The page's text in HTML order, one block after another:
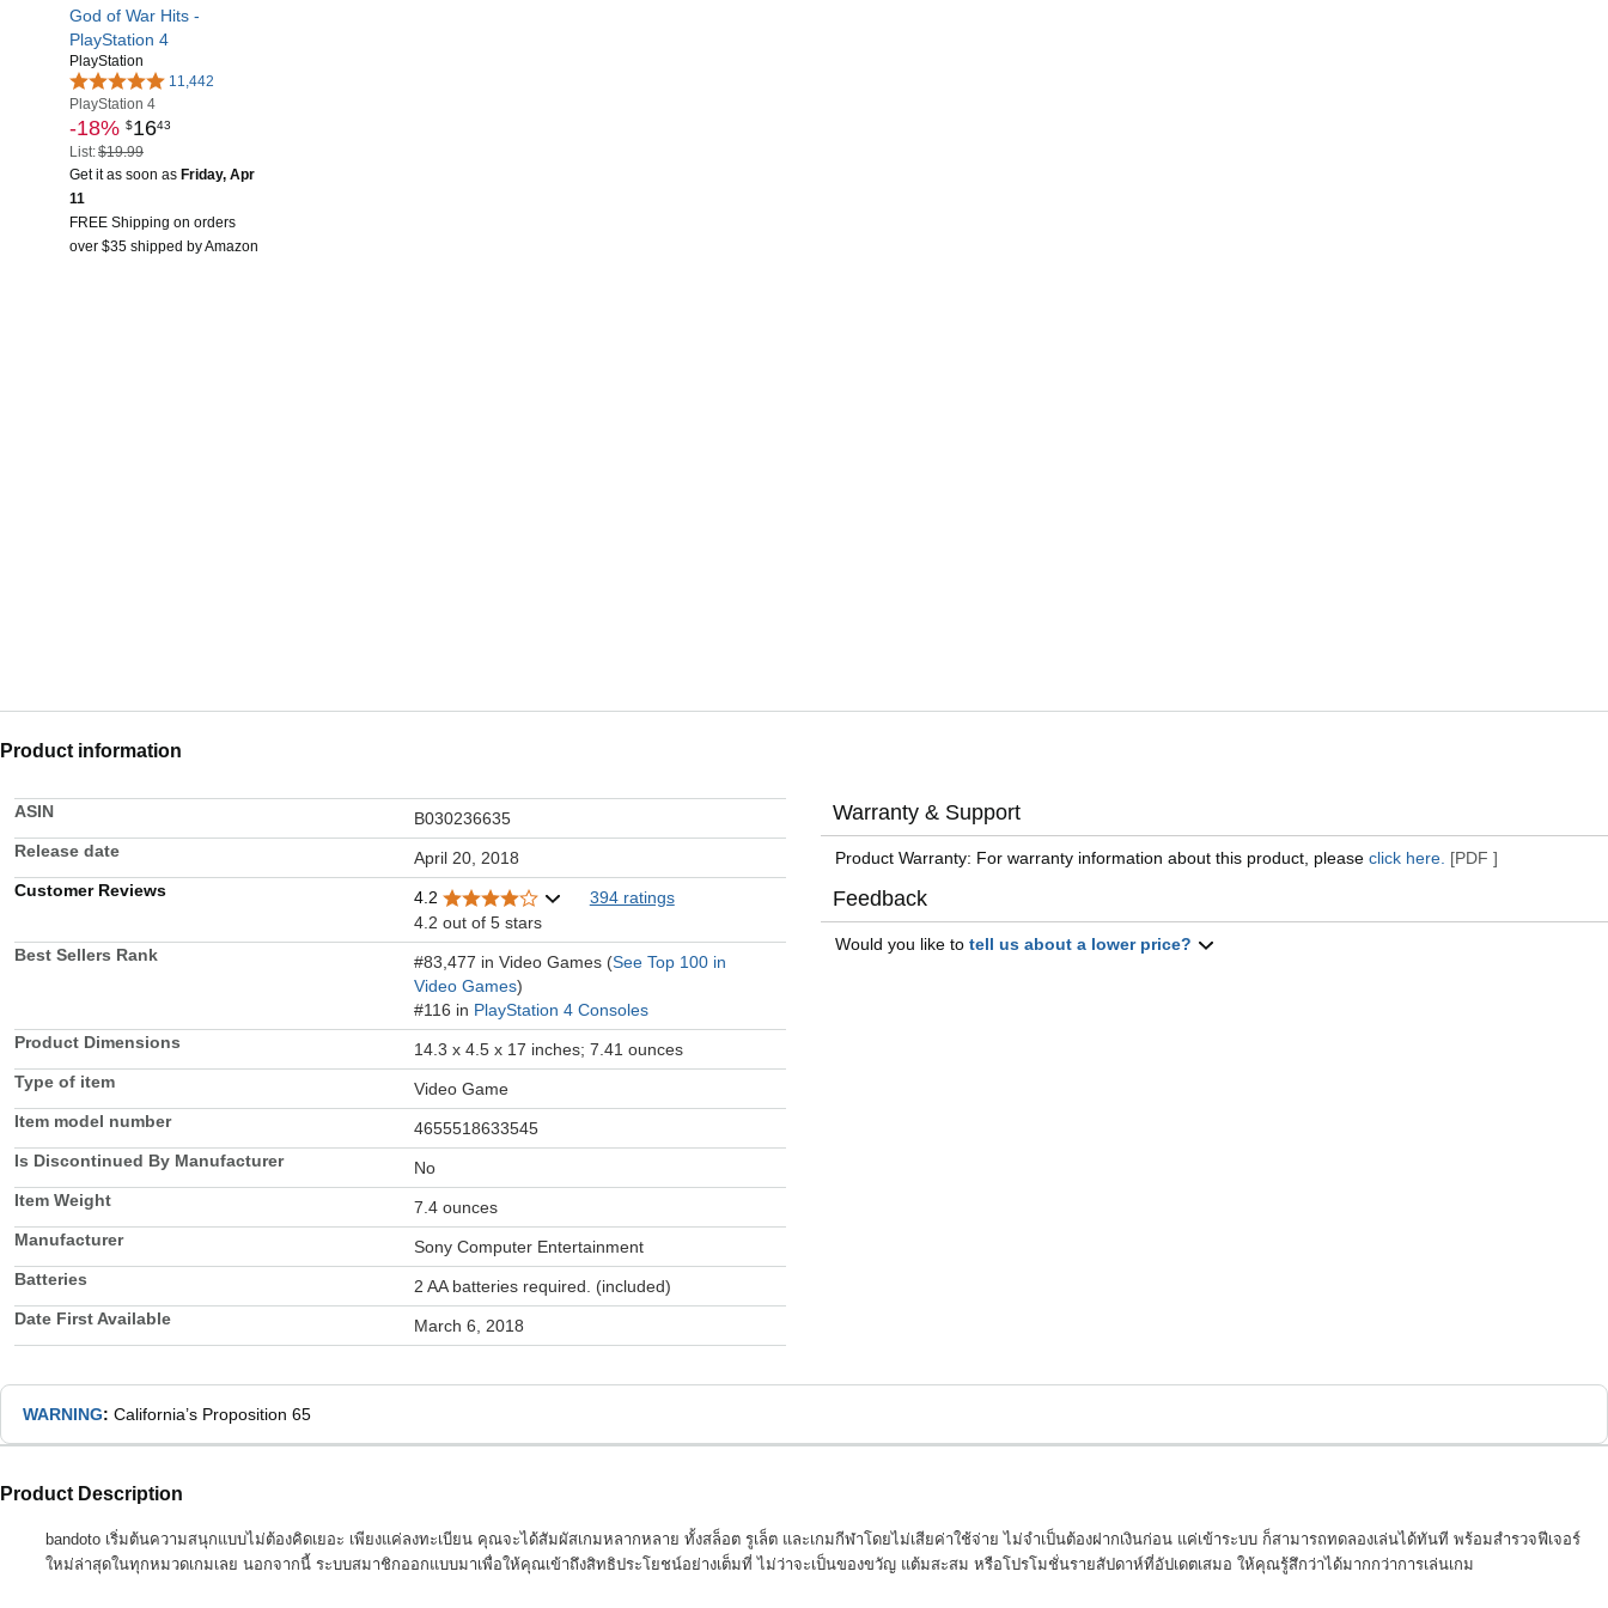
God of War Hits -
PlayStation 4
PlayStation
11,442
PlayStation 4
-18% $1643
List:$19.99
Get it as soon as Friday, Apr
11
FREE Shipping on orders
over $35 shipped by Amazon
Product information
ASIN
B030236635
Release date
April 20, 2018
Customer Reviews
4.2
394 ratings
4.2 out of 5 stars
Best Sellers Rank
#83,477 in Video Games (See Top 100 in
Video Games)
#116 in PlayStation 4 Consoles
Product Dimensions
14.3 x 4.5 x 17 inches; 7.41 ounces
Type of item
Video Game
Item model number
4655518633545
Is Discontinued By Manufacturer
No
Item Weight
7.4 ounces
Manufacturer
Sony Computer Entertainment
Batteries
2 AA batteries required. (included)
Date First Available
March 6, 2018
Warranty & Support
Product Warranty: For warranty information about this product, pleaseclick here. [PDF ]
Feedback
Would you like totell us about a lower price?
WARNING: California’s Proposition 65
Product Description
bandoto เริ่มต้นความสนุกแบบไม่ต้องคิดเยอะ เพียงแค่ลงทะเบียน คุณจะได้สัมผัสเกมหลากหลาย ทั้งสล็อต รูเล็ต และเกมกีฬาโดยไม่เสียค่าใช้จ่าย ไม่จำเป็นต้องฝากเงินก่อน แค่เข้าระบบ ก็สามารถทดลองเล่นได้ทันที พร้อมสำรวจฟีเจอร์
ใหม่ล่าสุดในทุกหมวดเกมเลย นอกจากนี้ ระบบสมาชิกออกแบบมาเพื่อให้คุณเข้าถึงสิทธิประโยชน์อย่างเต็มที่ ไม่ว่าจะเป็นของขวัญ แต้มสะสม หรือโปรโมชั่นรายสัปดาห์ที่อัปเดตเสมอ ให้คุณรู้สึกว่าได้มากกว่าการเล่นเกม